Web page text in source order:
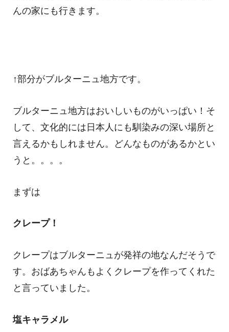
んの家にも行きます。
↑部分がブルターニュ地方です。
ブルターニュ地方はおいしいものがいっぱい！そ
して、文化的には日本人にも馴染みの深い場所と
言えるかもしれません。どんなものがあるかとい
うと。。。。
まずは
クレープ！
クレープはブルターニュが発祥の地なんだそうで
す。おばあちゃんもよくクレープを作ってくれた
と言っていました。
塩キャラメル